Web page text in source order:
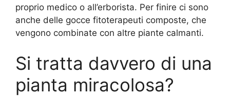
proprio medico o all’erborista. Per finire ci sono
anche delle gocce fitoterapeuti composte, che
vengono combinate con altre piante calmanti.
Si tratta davvero di una
pianta miracolosa?